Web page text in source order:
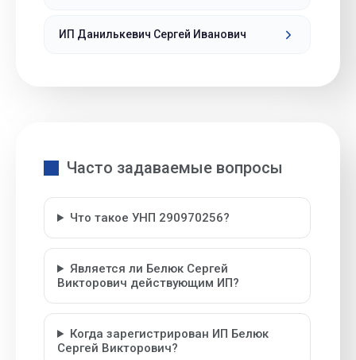
ИП Данилькевич Сергей Иванович
Часто задаваемые вопросы
Что такое УНП 290970256?
Является ли Белюк Сергей
Викторович действующим ИП?
Когда зарегистрирован ИП Белюк
Сергей Викторович?